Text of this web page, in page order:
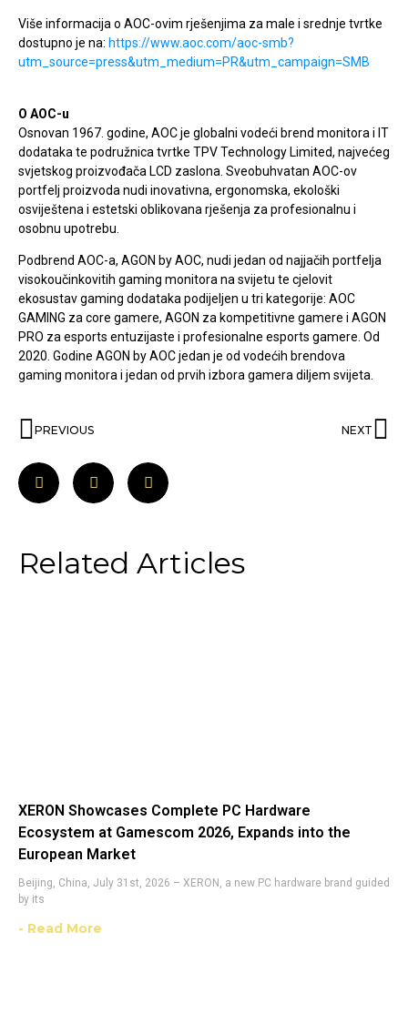
Više informacija o AOC-ovim rješenjima za male i srednje tvrtke
dostupno je na: https://www.aoc.com/aoc-smb?
utm_source=press&utm_medium=PR&utm_campaign=SMB
O AOC-u
Osnovan 1967. godine, AOC je globalni vodeći brend monitora i IT
dodataka te podružnica tvrtke TPV Technology Limited, najvećeg
svjetskog proizvođača LCD zaslona. Sveobuhvatan AOC-ov
portfelj proizvoda nudi inovativna, ergonomska, ekološki
osviještena i estetski oblikovana rješenja za profesionalnu i
osobnu upotrebu.
Podbrend AOC-a, AGON by AOC, nudi jedan od najjačih portfelja
visokoučinkovitih gaming monitora na svijetu te cjelovit
ekosustav gaming dodataka podijeljen u tri kategorije: AOC
GAMING za core gamere, AGON za kompetitivne gamere i AGON
PRO za esports entuzijaste i profesionalne esports gamere. Od
2020. Godine AGON by AOC jedan je od vodećih brendova
gaming monitora i jedan od prvih izbora gamera diljem svijeta.
PREVIOUS NEXT
Related Articles
XERON Showcases Complete PC Hardware
Ecosystem at Gamescom 2026, Expands into the
European Market
Beijing, China, July 31st, 2026 – XERON, a new PC hardware brand guided
by its
- Read More